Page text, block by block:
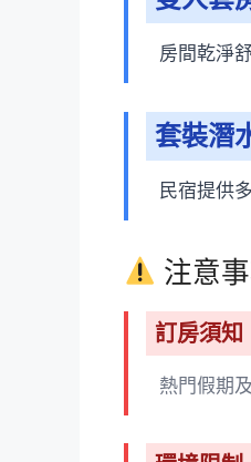
房間乾淨
套裝潛
民宿提供
注意
訂房須知
熱門假期